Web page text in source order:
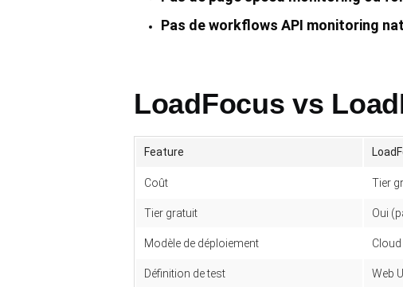
Pas de workflows API monitoring
LoadFocus vs
Feature
Coût Tier
Tier gratuit Oui
Modèle de déploiement
Définition de test Web